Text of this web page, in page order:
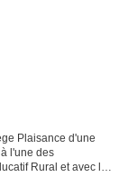
Plaisance d'une
l'une des
Rural et avec la